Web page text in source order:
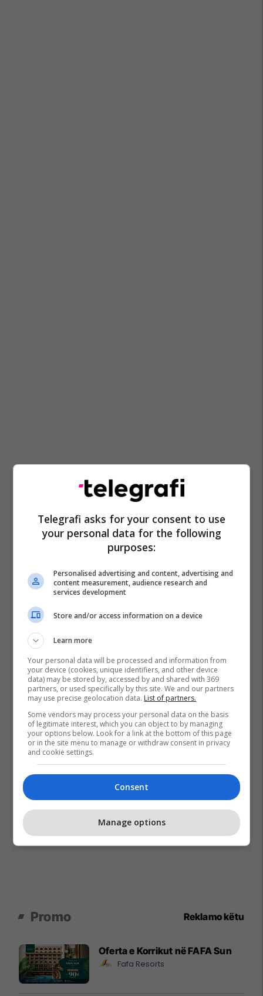
Promo Reklamo këtu
Oferta e Korrikut në FAFA Sun
Fafa Resorts
Telegrafi asks for your consent to use
your personal data for the following
purposes:
Personalised advertising and content, advertising and
content measurement, audience research and
services development
Store and/or access information on a device
Learn more
Your personal data will be processed and information from
your device (cookies, unique identifiers, and other device
data) may be stored by, accessed by and shared with 369
partners, or used specifically by this site. We and our partners
may use precise geolocation data. List of partners.
Some vendors may process your personal data on the basis
of legitimate interest, which you can object to by managing
your options below. Look for a link at the bottom of this page
or in the site menu to manage or withdraw consent in privacy
and cookie settings.
Consent
Manage options